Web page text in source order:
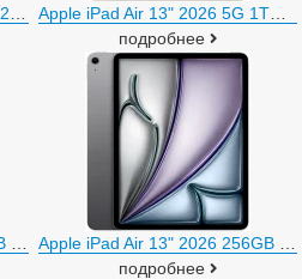
подробнее
подробнее